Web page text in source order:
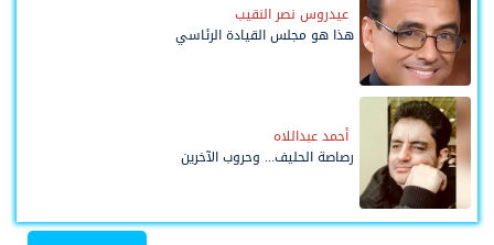
عيدروس نصر النقيب
هذا هو مجلس القيادة الرئاسي
أحمد عبداللاه
رصاصة الحليف... وحروب الآخرين